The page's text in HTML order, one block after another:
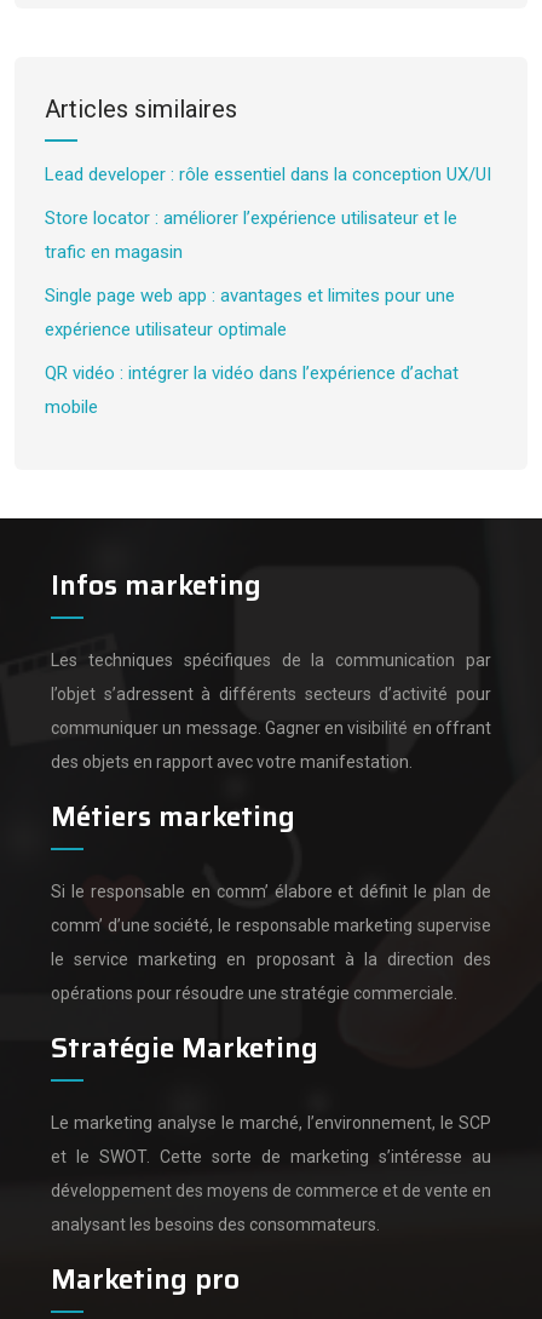
Articles similaires
Lead developer : rôle essentiel dans la conception UX/UI
Store locator : améliorer l’expérience utilisateur et le
trafic en magasin
Single page web app : avantages et limites pour une
expérience utilisateur optimale
QR vidéo : intégrer la vidéo dans l’expérience d’achat
mobile
Infos marketing
Les techniques spécifiques de la communication par
l’objet s’adressent à différents secteurs d’activité pour
communiquer un message. Gagner en visibilité en offrant
des objets en rapport avec votre manifestation.
Métiers marketing
Si le responsable en comm’ élabore et définit le plan de
comm’ d’une société, le responsable marketing supervise
le service marketing en proposant à la direction des
opérations pour résoudre une stratégie commerciale.
Stratégie Marketing
Le marketing analyse le marché, l’environnement, le SCP
et le SWOT. Cette sorte de marketing s’intéresse au
développement des moyens de commerce et de vente en
analysant les besoins des consommateurs.
Marketing pro